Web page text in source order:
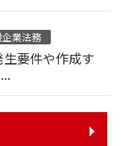
業法務
要件や作成す